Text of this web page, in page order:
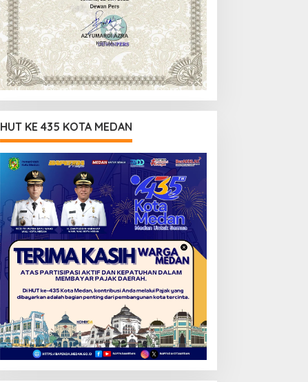
HUT KE 435 KOTA MEDAN